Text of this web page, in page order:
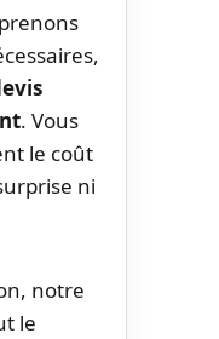
. Vous
le coût
ni
notre
le